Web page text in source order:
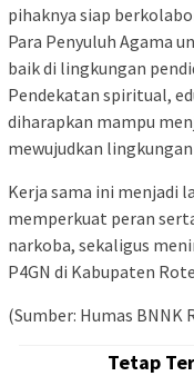
pihaknya siap
Para Penyuluh Agama
baik di lingkungan
Pendekatan spiritual,
diharapkan mampu
mewujudkan
Kerja sama ini menjadi
memperkuat peran
narkoba, sekaligus
P4GN di Kabupaten
(Sumber: Humas BNNK
Tetap